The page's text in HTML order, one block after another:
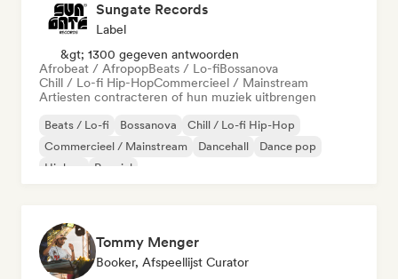
Sungate Records
Label
&gt; 1300 gegeven antwoorden
Afrobeat / AfropopBeats / Lo-fiBossanova
Chill / Lo-fi Hip-HopCommercieel / Mainstream
Artiesten contracteren of hun muziek uitbrengen
Beats / Lo-fi Bossanova
Chill / Lo-fi Hip-Hop
Commercieel / Mainstream
Dancehall
Dance pop
Hiphop
Popziel
Tommy Menger
Booker, Afspeellijst Curator